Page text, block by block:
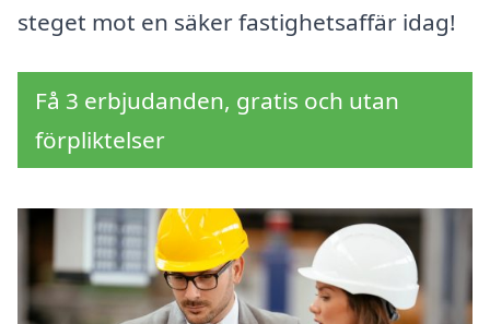
steget mot en säker fastighetsaffär idag!
Få 3 erbjudanden, gratis och utan
förpliktelser